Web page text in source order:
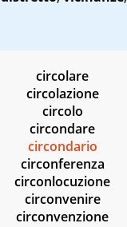
circolare
circolazione
circolo
circondare
circondario
circonferenza
circonlocuzione
circonvenire
circonvenzione